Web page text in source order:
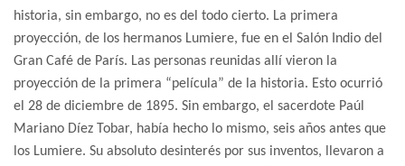
historia, sin embargo, no es del todo cierto. La primera
proyección, de los hermanos Lumiere, fue en el Salón Indio del
Gran Café de París. Las personas reunidas allí vieron la
proyección de la primera “película” de la historia. Esto ocurrió
el 28 de diciembre de 1895. Sin embargo, el sacerdote Paúl
Mariano Díez Tobar, había hecho lo mismo, seis años antes que
los Lumiere. Su absoluto desinterés por sus inventos, llevaron a